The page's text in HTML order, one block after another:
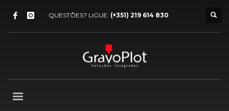
QUESTÕES? LIGUE: (+351) 219 614 830